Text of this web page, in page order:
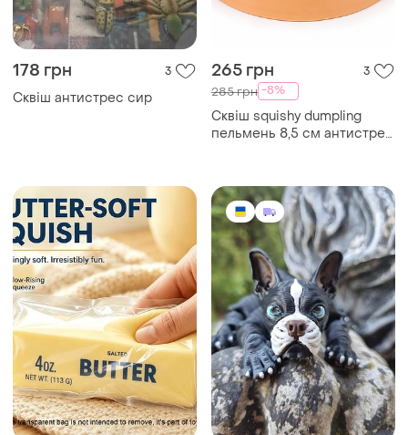
178 грн 3
Сквіш антистрес сир
265 грн 3
285 грн -8%
Сквіш squishy dumpling
пельмень 8,5 см антистрес